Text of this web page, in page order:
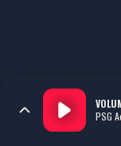
PSG